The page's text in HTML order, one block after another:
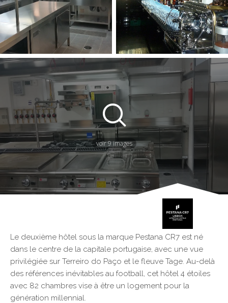
voir 9 images
Le deuxième hôtel sous la marque Pestana CR7 est né
dans le centre de la capitale portugaise, avec une vue
privilégiée sur Terreiro do Paço et le fleuve Tage. Au-delà
des références inévitables au football, cet hôtel 4 étoiles
avec 82 chambres vise à être un logement pour la
génération millennial.